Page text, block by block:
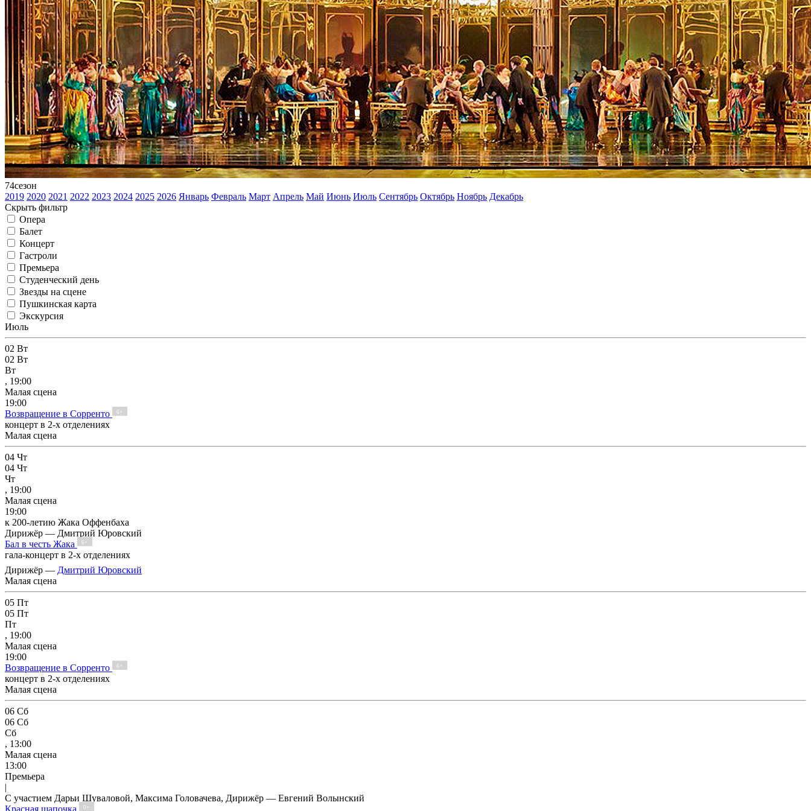
74сезон
2019 2020 2021 2022 2023 2024 2025 2026 Январь Февраль Март Апрель Май Июнь Июль Сентябрь Октябрь Ноябрь Декабрь
Скрыть фильтр
Опера
Балет
Концерт
Гастроли
Премьера
Студенческий день
Звезды на сцене
Пушкинская карта
Экскурсия
Июль
02 Вт
02 Вт
Вт
, 19:00
Малая сцена
19:00
Возвращение в Сорренто
6+
концерт в 2-х отделениях
Малая сцена
04 Чт
04 Чт
Чт
, 19:00
Малая сцена
19:00
к 200-летию Жака Оффенбаха
Дирижёр — Дмитрий Юровский
Бал в честь Жака
6+
гала-концерт в 2-х отделениях
Дирижёр — Дмитрий Юровский
Малая сцена
05 Пт
05 Пт
Пт
, 19:00
Малая сцена
19:00
Возвращение в Сорренто
6+
концерт в 2-х отделениях
Малая сцена
06 Сб
06 Сб
Сб
, 13:00
Малая сцена
13:00
Премьера
С участием Дарьи Шуваловой, Максима Головачева, Дирижёр — Евгений Волынский
0+